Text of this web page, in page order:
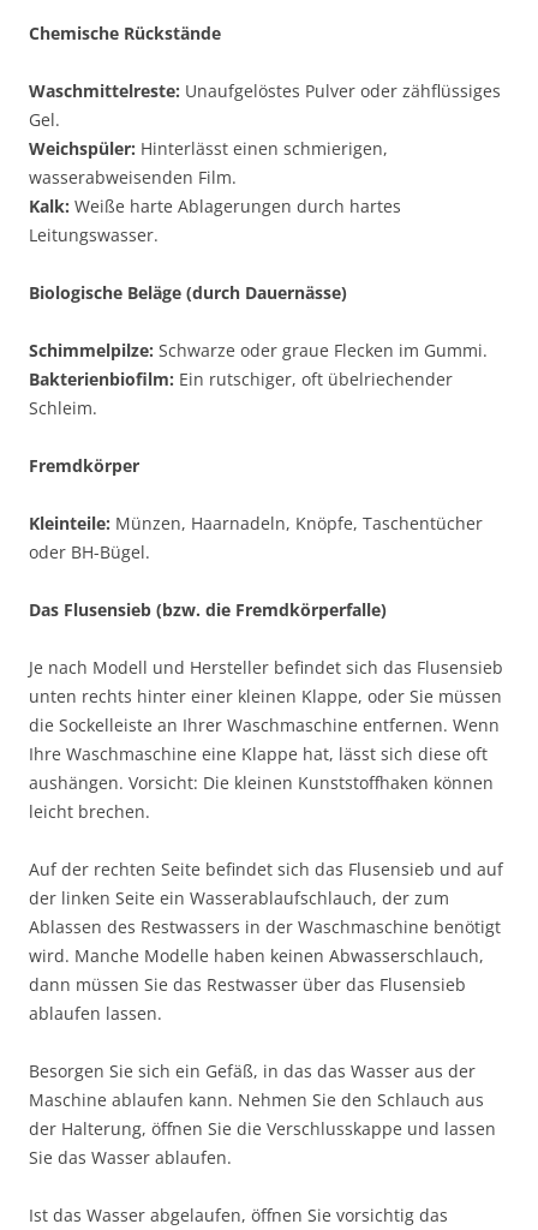
Chemische Rückstände
Waschmittelreste: Unaufgelöstes Pulver oder zähflüssiges
Gel.
Weichspüler: Hinterlässt einen schmierigen,
wasserabweisenden Film.
Kalk: Weiße harte Ablagerungen durch hartes
Leitungswasser.
Biologische Beläge (durch Dauernässe)
Schimmelpilze: Schwarze oder graue Flecken im Gummi.
Bakterienbiofilm: Ein rutschiger, oft übelriechender
Schleim.
Fremdkörper
Kleinteile: Münzen, Haarnadeln, Knöpfe, Taschentücher
oder BH-Bügel.
Das Flusensieb (bzw. die Fremdkörperfalle)
Je nach Modell und Hersteller befindet sich das Flusensieb
unten rechts hinter einer kleinen Klappe, oder Sie müssen
die Sockelleiste an Ihrer Waschmaschine entfernen. Wenn
Ihre Waschmaschine eine Klappe hat, lässt sich diese oft
aushängen. Vorsicht: Die kleinen Kunststoffhaken können
leicht brechen.
Auf der rechten Seite befindet sich das Flusensieb und auf
der linken Seite ein Wasserablaufschlauch, der zum
Ablassen des Restwassers in der Waschmaschine benötigt
wird. Manche Modelle haben keinen Abwasserschlauch,
dann müssen Sie das Restwasser über das Flusensieb
ablaufen lassen.
Besorgen Sie sich ein Gefäß, in das das Wasser aus der
Maschine ablaufen kann. Nehmen Sie den Schlauch aus
der Halterung, öffnen Sie die Verschlusskappe und lassen
Sie das Wasser ablaufen.
Ist das Wasser abgelaufen, öffnen Sie vorsichtig das